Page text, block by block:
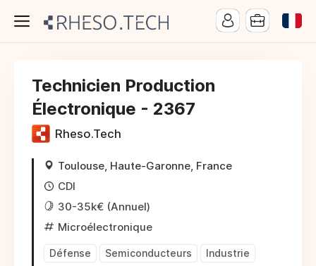
Technicien Production
Électronique - 2367
Rheso.Tech
Toulouse, Haute-Garonne, France
CDI
30-35k€ (Annuel)
Microélectronique
Défense Semiconducteurs Industrie